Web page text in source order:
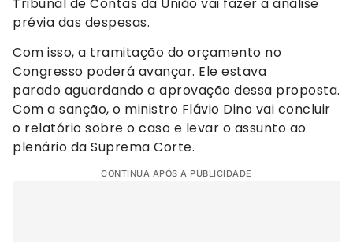
prévia das despesas.
Com isso, a tramitação do orçamento no
Congresso poderá avançar. Ele estava
parado aguardando a aprovação dessa proposta.
Com a sanção, o ministro Flávio Dino vai concluir
o relatório sobre o caso e levar o assunto ao
plenário da Suprema Corte.
CONTINUA APÓS A PUBLICIDADE